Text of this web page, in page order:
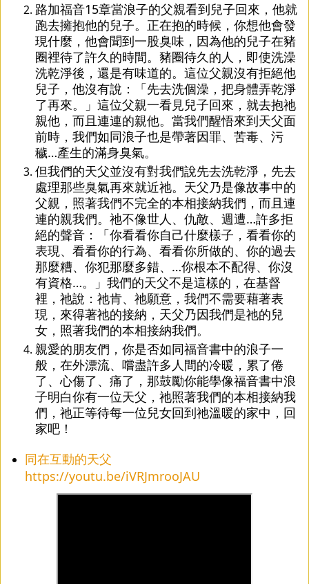
路加福音15章當浪子的父親看到兒子回來，他就
跑去擁抱他的兒子。正在抱的時候，你想他會發
現什麼，他會聞到一股臭味，因為他的兒子在豬
圈裡待了許久的時間。豬圈待久的人，即使洗澡
洗乾淨後，還是有味道的。這位父親沒有拒絕他
兒子，他沒有說：「先去洗個澡，把身體弄乾淨
了再來。」這位父親一看見兒子回來，就去抱祂
親他，而且連連的親他。當我們醒悟來到天父面
前時，我們如同浪子也是帶著因罪、苦毒、污
穢…產生的滿身臭氣。
但我們的天父並沒有對我們說先去洗乾淨，先去
處理那些臭氣再來就近祂。天父乃是像故事中的
父親，照著我們不完全的本相接納我們，而且連
連的親我們。祂不像世人、仇敵、週遭…許多拒
絕的聲音：「你看看你自己什麼樣子，看看你的
表現、看看你的行為、看看你所做的、你的過去
那麼糟、你犯那麼多錯、…你根本不配得、你沒
有資格…。」我們的天父不是這樣的，在基督
裡，祂說：祂肯、祂願意，我們不需要藉著表
現，來得著祂的接納，天父乃因我們是祂的兒
女，照著我們的本相接納我們。
親愛的朋友們，你是否如同福音書中的浪子一
般，在外漂流、嚐盡許多人間的冷暖，累了倦
了、心傷了、痛了，那鼓勵你能學像福音書中浪
子明白你有一位天父，祂照著我們的本相接納我
們，祂正等待每一位兒女回到祂溫暖的家中，回
家吧！
同在互動的天父
https://youtu.be/iVRJmrooJAU